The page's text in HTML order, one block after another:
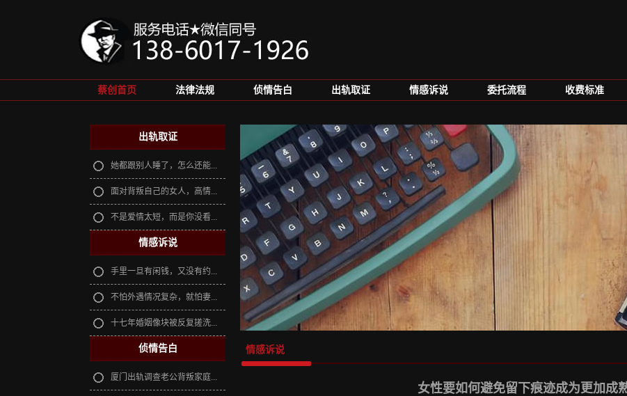
蔡创首页 法律法规 侦情告白 出轨取证 情感诉说 委托流程 收费标准
出轨取证
她都跟别人睡了，怎么还能...
面对背叛自己的女人，高情...
不是爱情太短，而是你没看...
情感诉说
手里一旦有闲钱，又没有约...
不怕外遇情况复杂，就怕妻...
十七年婚姻像块被反复搓洗...
侦情告白
厦门出轨调查老公背叛家庭...
情感诉说
女性要如何避免留下痕迹成为更加成